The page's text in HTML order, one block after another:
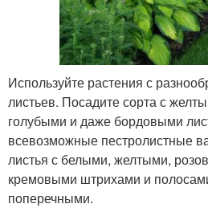
Используйте растения с
листьев. Посадите сорта с
голубыми и даже бордовыми
всевозможные пестролистные
листья с белыми, желтыми,
кремовыми штрихами и
поперечными.